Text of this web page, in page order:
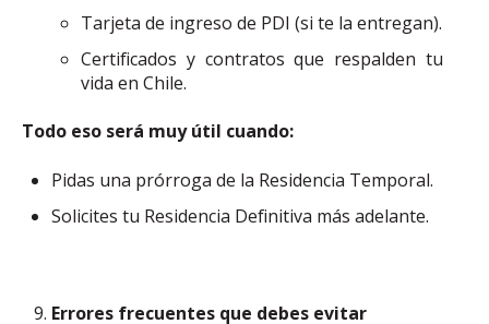
Tarjeta de ingreso de PDI (si te la entregan).
Certificados y contratos que respalden tu
vida en Chile.
Todo eso será muy útil cuando:
Pidas una prórroga de la Residencia Temporal.
Solicites tu Residencia Definitiva más adelante.
Errores frecuentes que debes evitar